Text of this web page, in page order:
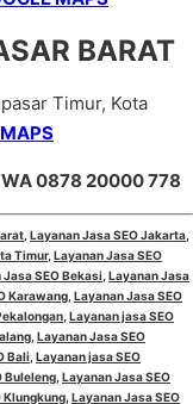
BARAT
Timur, Kota
0878 20000 778
Layanan Jasa SEO Jakarta
Timur, Layanan Jasa SEO
Jasa SEO Bekasi Layanan Jasa
Karawang Layanan Jasa SEO
Layanan jasa SEO
Layanan Jasa SEO
Bali Layanan jasa SEO
Buleleng Layanan Jasa SEO
Klungkung Layanan Jasa SEO